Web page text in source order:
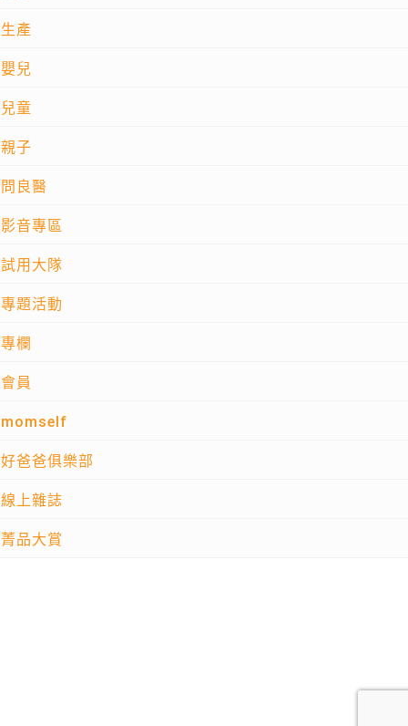
生產
嬰兒
兒童
親子
問良醫
影音專區
試用大隊
專題活動
專欄
會員
momself
好爸爸俱樂部
線上雜誌
菁品大賞